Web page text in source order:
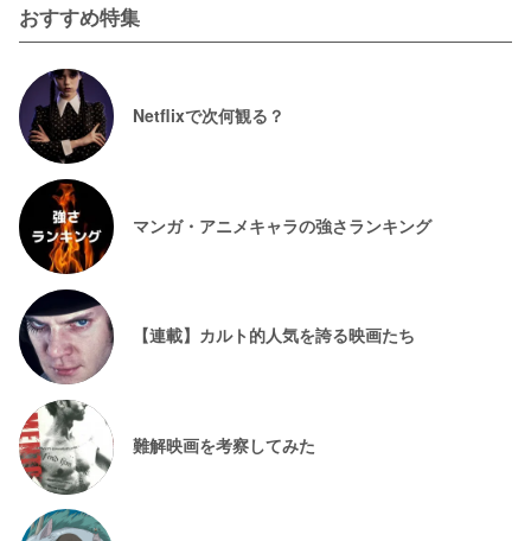
おすすめ特集
Netflixで次何観る？
マンガ・アニメキャラの強さランキング
【連載】カルト的人気を誇る映画たち
難解映画を考察してみた